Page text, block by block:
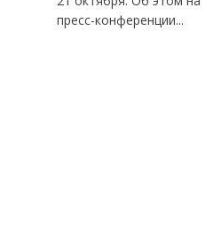
пресс-конференции...